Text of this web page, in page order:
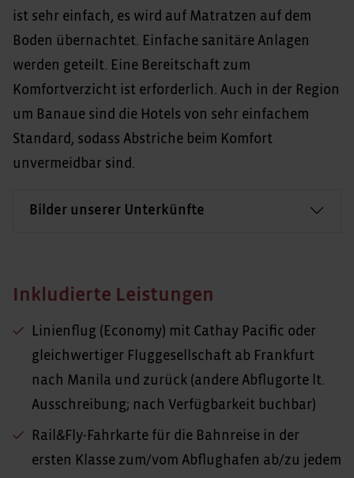
ist sehr einfach, es wird auf Matratzen auf dem
Boden übernachtet. Einfache sanitäre Anlagen
werden geteilt. Eine Bereitschaft zum
Komfortverzicht ist erforderlich. Auch in der Region
um Banaue sind die Hotels von sehr einfachem
Standard, sodass Abstriche beim Komfort
unvermeidbar sind.
Bilder unserer Unterkünfte
Inkludierte Leistungen
Linienflug (Economy) mit Cathay Pacific oder
gleichwertiger Fluggesellschaft ab Frankfurt
nach Manila und zurück (andere Abflugorte lt.
Ausschreibung; nach Verfügbarkeit buchbar)
Rail&Fly-Fahrkarte für die Bahnreise in der
ersten Klasse zum/vom Abflughafen ab/zu jedem